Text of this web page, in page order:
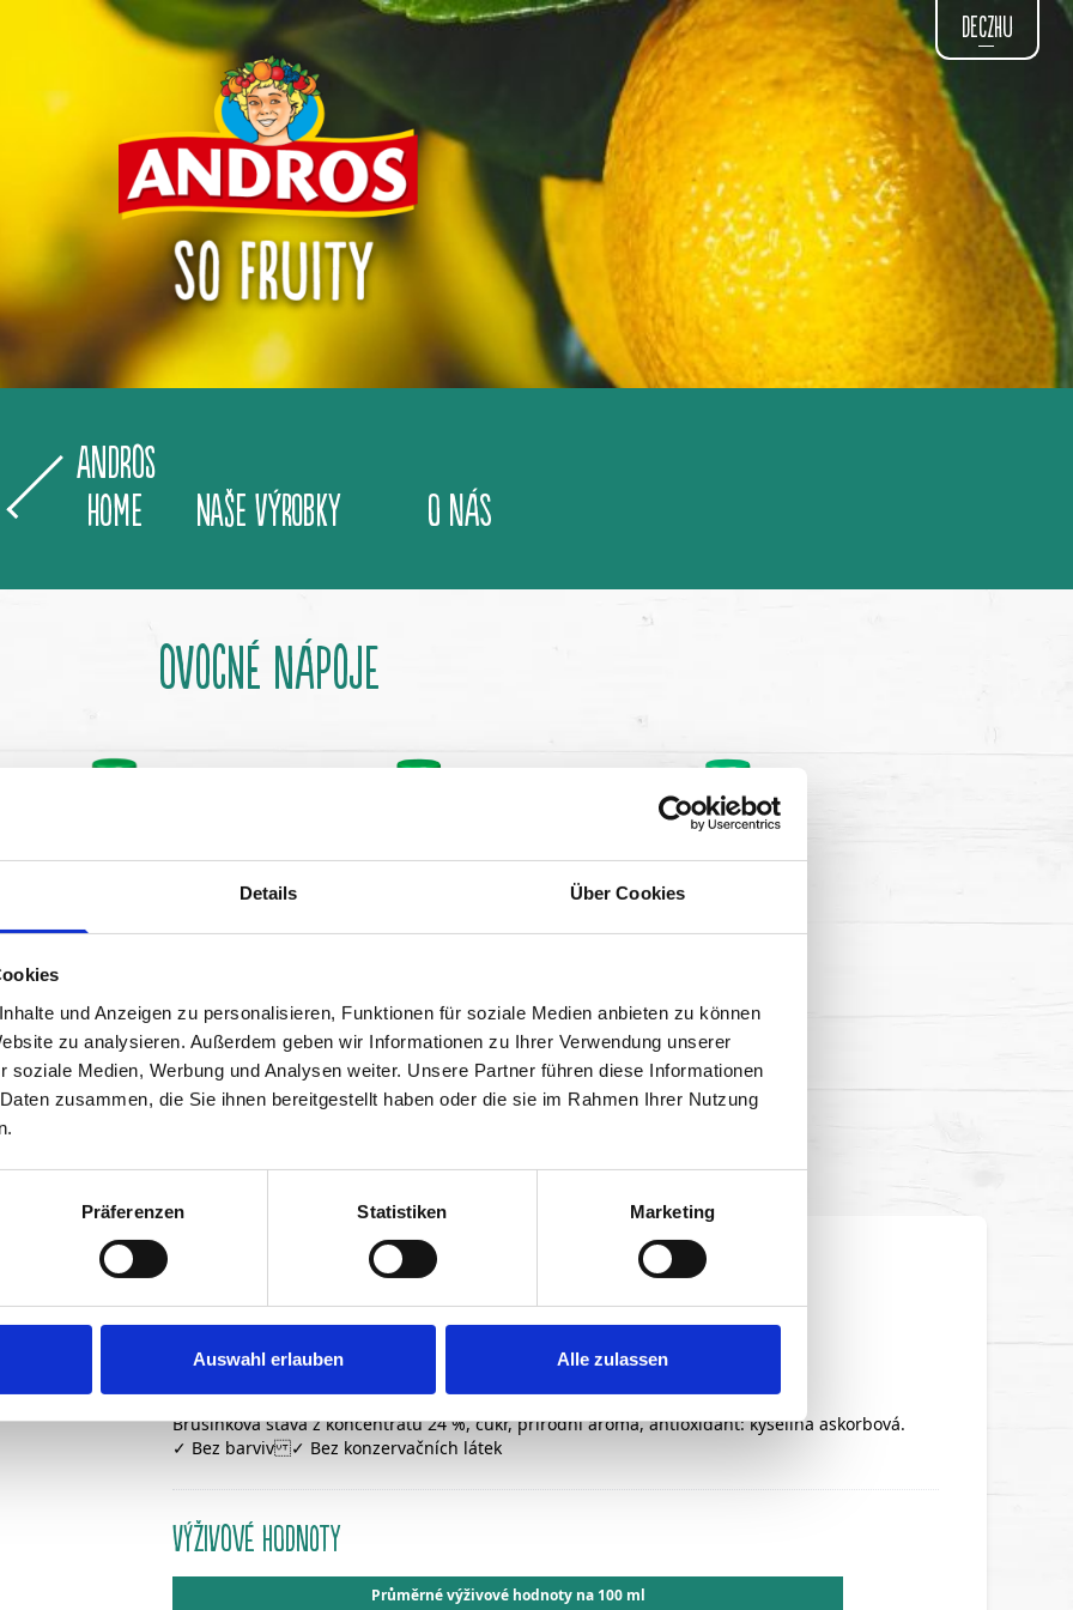
Details Über Cookies
und Anzeigen zu personalisieren, Funktionen für soziale Medien anbieten zu können
zu analysieren. Außerdem geben wir Informationen zu Ihrer Verwendung unserer
soziale Medien, Werbung und Analysen weiter. Unsere Partner führen diese Informationen
zusammen, die Sie ihnen bereitgestellt haben oder die sie im Rahmen Ihrer Nutzung
Präferenzen Statistiken Marketing
Auswahl erlauben Alle zulassen
DECZHU
Andros
Home
NAŠE VÝROBKY O NÁS
OVOCNÉ NÁPOJE
BRUSINKY 1 l Liči 1l MARACUJA 1l
OSVĚŽUJÍCÍ NÁPOJ S BRUSINKAMI 1 l
SLOŽENÍ
Brusinková šťáva z koncentrátu 24 %, cukr, přírodní aroma, antioxidant: kyselina askorbová.
✓ Bez barviv ✓ Bez konzervačních látek
Výživové hodnoty
Průměrné výživové hodnoty na 100 ml